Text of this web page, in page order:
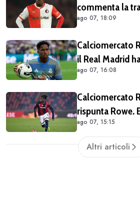
commenta la
dovevo per
Champions e
qui" (VIDEO)
ago 07, 18:09
Calciomercato
il Real Madrid
prestito di
ago 07, 16:08
Calciomercato
rispunta Rowe.
Bologna
ago 07, 15:15
Altri articoli